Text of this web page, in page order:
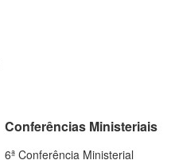
Conferências Ministeriais
6ª Conferência Ministerial